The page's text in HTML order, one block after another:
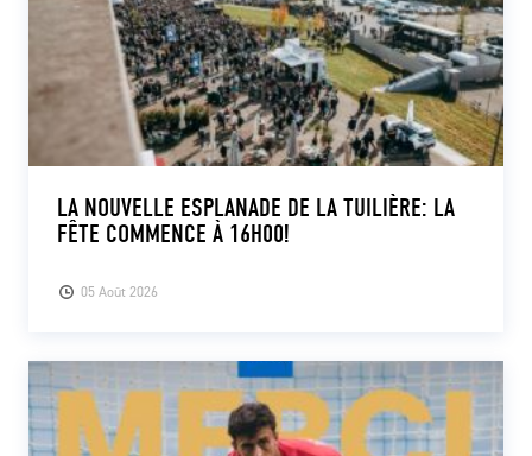
05 Août 2026
LA NOUVELLE ESPLANADE DE LA TUILIÈRE: LA
FÊTE COMMENCE À 16H00!